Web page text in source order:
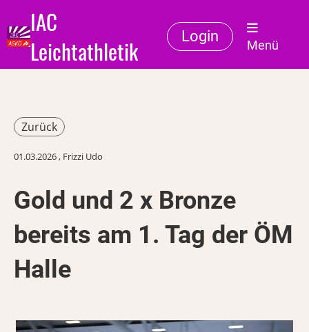
IAC
Leichtathletik
Login
Menü
Zurück
01.03.2026, Frizzi Udo
Gold und 2 x Bronze
bereits am 1. Tag der ÖM
Halle